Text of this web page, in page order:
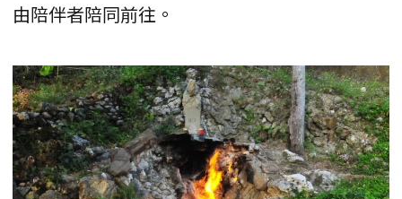
由陪伴者陪同前往。